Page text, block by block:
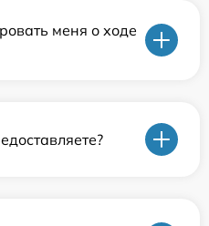
меня о ходе